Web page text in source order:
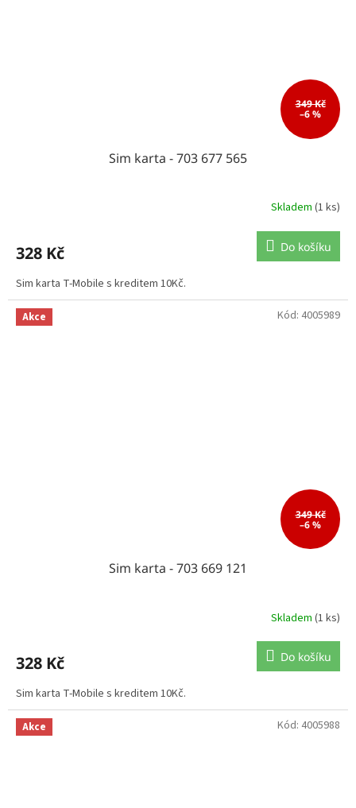
349 Kč
–6 %
Sim karta - 703 677 565
Skladem (1 ks)
328 Kč Do košíku
Sim karta T-Mobile s kreditem 10Kč.
Akce
349 Kč
–6 %
Sim karta - 703 669 121
Skladem (1 ks)
328 Kč Do košíku
Sim karta T-Mobile s kreditem 10Kč.
Kód: 4005989
Akce Kód: 4005988